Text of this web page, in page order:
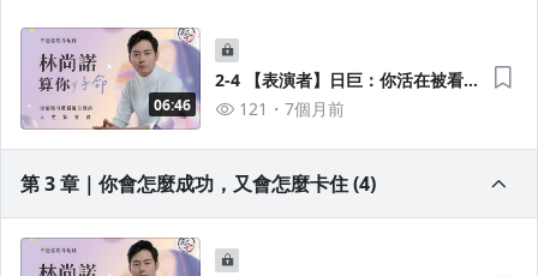
06:46
2-4 【表演者】日巨：你活在被看
見的光芒裡，一言一行將改變整個
121 7個月前
第 3 章｜你會怎麼成功，又會怎麼卡住 (4)